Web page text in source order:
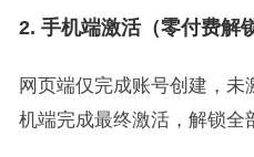
2. 手机端激活（零付费解
网页端仅完成账号创建，未
机端完成最终激活，解锁全